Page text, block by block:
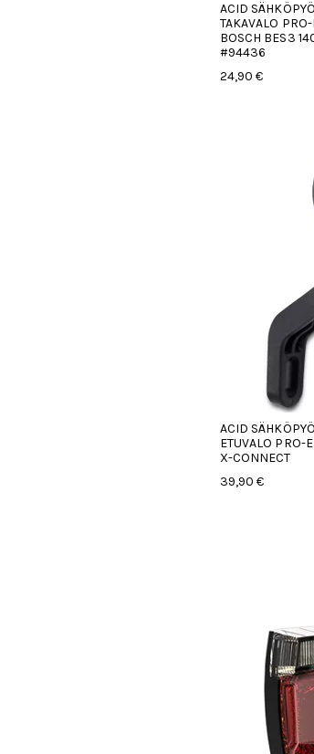
ACID
TAKAVALO PRO-
BOSCH BES3
#94436
24,90 €
ACID
ETUVALO PRO-
X-CONNECT
39,90 €